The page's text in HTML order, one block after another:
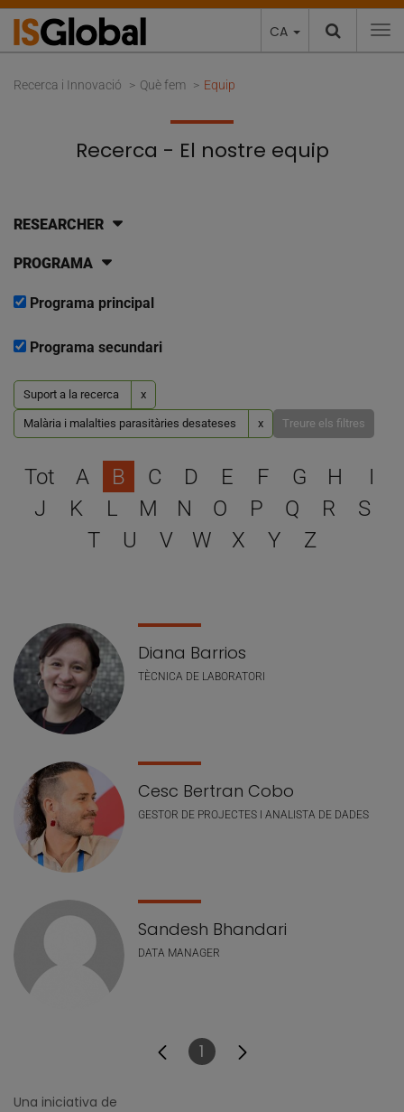
CA
Recerca i Innovació Què fem Equip
Recerca - El nostre equip
RESEARCHER
PROGRAMA
Programa principal
Programa secundari
Suport a la recerca x
Malària i malalties parasitàries desateses x Treure els filtres
Escull una lletra per filtrar
Tot A B C D E F G H
I
J
K L M N O P Q R
S
T
U V W X Y Z
Llistat de personal
Diana Barrios
TÈCNICA DE LABORATORI
Cesc Bertran Cobo
GESTOR DE PROJECTES I ANALISTA DE DADES
Sandesh Bhandari
DATA MANAGER
Pàgina
1
Una iniciativa de